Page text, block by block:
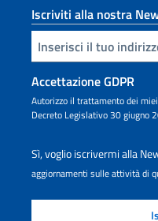
Iscriviti alla nostra
Inserisci la tua email
Accettazione GDPR
Autorizzo il trattamento dei
Decreto Legislativo 30 giugno
Sì, voglio iscrivermi alla
aggiornamenti sulle attività di